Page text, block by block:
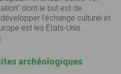
dont le but est de
l'échange culturel et
est les États-Unis...
archéologiques